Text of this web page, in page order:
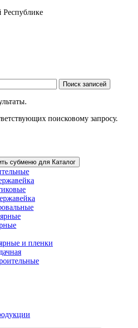
Республике
Поиск записей
поисковому запросу.
субменю для Каталог
и пленки